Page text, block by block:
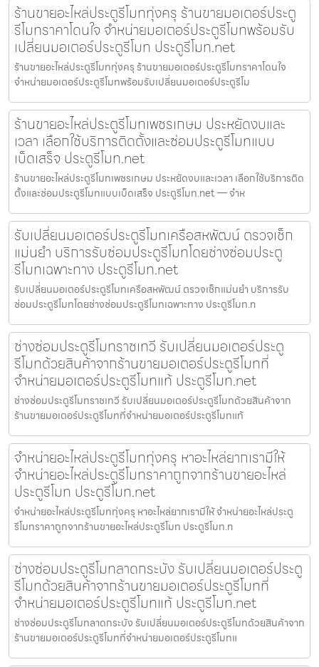
ร้านขายอะไหล่ประตูรีโมททุ่งครุ ร้านขายมอเตอร์ประตู
รีโมทราคาโดนใจ จำหน่ายมอเตอร์ประตูรีโมทพร้อมรับ
เปลี่ยนมอเตอร์ประตูรีโมท ประตูรีโมท.net
ร้านขายอะไหล่ประตูรีโมททุ่งครุ ร้านขายมอเตอร์ประตูรีโมทราคาโดนใจ
จำหน่ายมอเตอร์ประตูรีโมทพร้อมรับเปลี่ยนมอเตอร์ประตูรีโม
ร้านขายอะไหล่ประตูรีโมทเพชรเกษม ประหยัดงบและ
เวลา เลือกใช้บริการติดตั้งและซ่อมประตูรีโมทแบบ
เบ็ดเสร็จ ประตูรีโมท.net
ร้านขายอะไหล่ประตูรีโมทเพชรเกษม ประหยัดงบและเวลา เลือกใช้บริการติด
ตั้งและซ่อมประตูรีโมทแบบเบ็ดเสร็จ ประตูรีโมท.net — จำห
รับเปลี่ยนมอเตอร์ประตูรีโมทเครือสหพัฒน์ ตรวจเช็ก
แม่นยำ บริการรับซ่อมประตูรีโมทโดยช่างซ่อมประตู
รีโมทเฉพาะทาง ประตูรีโมท.net
รับเปลี่ยนมอเตอร์ประตูรีโมทเครือสหพัฒน์ ตรวจเช็กแม่นยำ บริการรับ
ซ่อมประตูรีโมทโดยช่างซ่อมประตูรีโมทเฉพาะทาง ประตูรีโมท.n
ช่างซ่อมประตูรีโมทราชเทวี รับเปลี่ยนมอเตอร์ประตู
รีโมทด้วยสินค้าจากร้านขายมอเตอร์ประตูรีโมทที่
จำหน่ายมอเตอร์ประตูรีโมทแท้ ประตูรีโมท.net
ช่างซ่อมประตูรีโมทราชเทวี รับเปลี่ยนมอเตอร์ประตูรีโมทด้วยสินค้าจาก
ร้านขายมอเตอร์ประตูรีโมทที่จำหน่ายมอเตอร์ประตูรีโมทแท้
จำหน่ายอะไหล่ประตูรีโมททุ่งครุ หาอะไหล่ยากเรามีให้
จำหน่ายอะไหล่ประตูรีโมทราคาถูกจากร้านขายอะไหล่
ประตูรีโมท ประตูรีโมท.net
จำหน่ายอะไหล่ประตูรีโมททุ่งครุ หาอะไหล่ยากเรามีให้ จำหน่ายอะไหล่ประตู
รีโมทราคาถูกจากร้านขายอะไหล่ประตูรีโมท ประตูรีโมท.n
ช่างซ่อมประตูรีโมทลาดกระบัง รับเปลี่ยนมอเตอร์ประตู
รีโมทด้วยสินค้าจากร้านขายมอเตอร์ประตูรีโมทที่
จำหน่ายมอเตอร์ประตูรีโมทแท้ ประตูรีโมท.net
ช่างซ่อมประตูรีโมทลาดกระบัง รับเปลี่ยนมอเตอร์ประตูรีโมทด้วยสินค้าจาก
ร้านขายมอเตอร์ประตูรีโมทที่จำหน่ายมอเตอร์ประตูรีโมทแ